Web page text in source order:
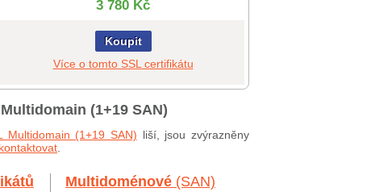
3 780 Kč
Koupit
Více o tomto SSL certifikátu
(1+19 SAN)
Multidomain (1+19 SAN) liší, jsou zvýrazněny
kontaktovat
Multidoménové (SAN)